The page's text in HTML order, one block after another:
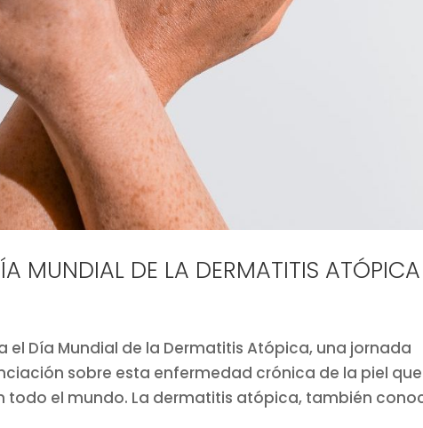
MUNDIAL DE LA DERMATITIS ATÓPICA
el Día Mundial de la Dermatitis Atópica, una jornada
sobre esta enfermedad crónica de la piel que
todo el mundo. La dermatitis atópica, también